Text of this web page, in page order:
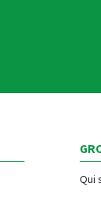
Qui